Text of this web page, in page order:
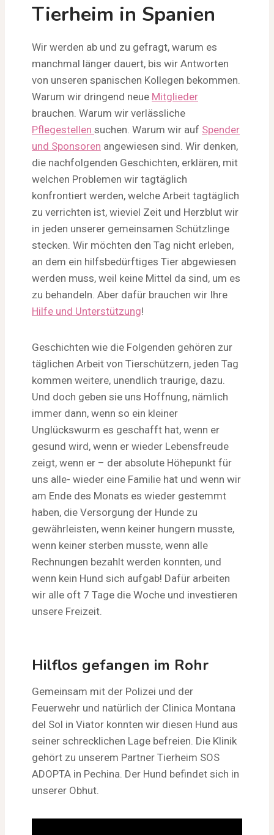
Tierheim in Spanien
Wir werden ab und zu gefragt, warum es
manchmal länger dauert, bis wir Antworten
von unseren spanischen Kollegen bekommen.
Warum wir dringend neue Mitglieder
brauchen. Warum wir verlässliche
Pflegestellen suchen. Warum wir auf Spender
und Sponsoren angewiesen sind. Wir denken,
die nachfolgenden Geschichten, erklären, mit
welchen Problemen wir tagtäglich
konfrontiert werden, welche Arbeit tagtäglich
zu verrichten ist, wieviel Zeit und Herzblut wir
in jeden unserer gemeinsamen Schützlinge
stecken. Wir möchten den Tag nicht erleben,
an dem ein hilfsbedürftiges Tier abgewiesen
werden muss, weil keine Mittel da sind, um es
zu behandeln. Aber dafür brauchen wir Ihre
Hilfe und Unterstützung!
Geschichten wie die Folgenden gehören zur
täglichen Arbeit von Tierschützern, jeden Tag
kommen weitere, unendlich traurige, dazu.
Und doch geben sie uns Hoffnung, nämlich
immer dann, wenn so ein kleiner
Unglückswurm es geschafft hat, wenn er
gesund wird, wenn er wieder Lebensfreude
zeigt, wenn er – der absolute Höhepunkt für
uns alle- wieder eine Familie hat und wenn wir
am Ende des Monats es wieder gestemmt
haben, die Versorgung der Hunde zu
gewährleisten, wenn keiner hungern musste,
wenn keiner sterben musste, wenn alle
Rechnungen bezahlt werden konnten, und
wenn kein Hund sich aufgab! Dafür arbeiten
wir alle oft 7 Tage die Woche und investieren
unsere Freizeit.
Hilflos gefangen im Rohr
Gemeinsam mit der Polizei und der
Feuerwehr und natürlich der Clinica Montana
del Sol in Viator konnten wir diesen Hund aus
seiner schrecklichen Lage befreien. Die Klinik
gehört zu unserem Partner Tierheim SOS
ADOPTA in Pechina. Der Hund befindet sich in
unserer Obhut.